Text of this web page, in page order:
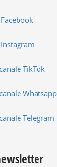
TikTok
Whatsapp
Telegram